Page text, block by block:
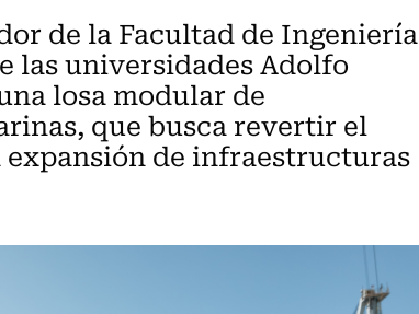
de la Facultad de Ingeniería
las universidades Adolfo
losa modular de
que busca revertir el
de infraestructuras